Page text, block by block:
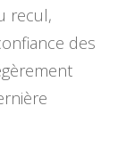
recul,
des